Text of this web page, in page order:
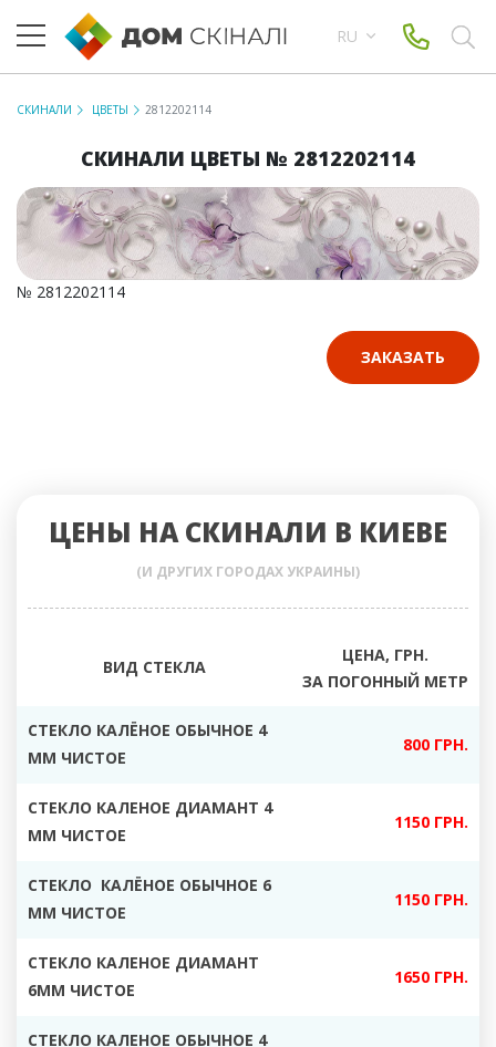
RU
СКИНАЛИ ЦВЕТЫ 2812202114
СКИНАЛИ ЦВЕТЫ № 2812202114
№ 2812202114
ЗАКАЗАТЬ
ЦЕНЫ НА СКИНАЛИ В КИЕВЕ
(И ДРУГИХ ГОРОДАХ УКРАИНЫ)
ВИД СТЕКЛА
ЦЕНА, ГРН.
ЗА ПОГОННЫЙ МЕТР
СТЕКЛО КАЛЁНОЕ ОБЫЧНОЕ 4
ММ ЧИСТОЕ
800 ГРН.
СТЕКЛО КАЛЕНОЕ ДИАМАНТ 4
ММ ЧИСТОЕ
1150 ГРН.
СТЕКЛО КАЛЁНОЕ ОБЫЧНОЕ 6
ММ ЧИСТОЕ
1150 ГРН.
СТЕКЛО КАЛЕНОЕ ДИАМАНТ
6ММ ЧИСТОЕ
1650 ГРН.
СТЕКЛО КАЛЕНОЕ ОБЫЧНОЕ 4